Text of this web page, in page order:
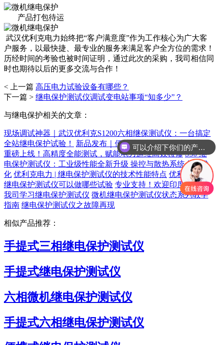
产品打包待运
武汉优利克电力始终把“客户满意度”作为工作核心为广大客
户服务，以最快捷、最专业的服务来满足客户全方位的需求！
历经时间的考验也被时间证明，通过此次的采购，我司相信同
时也期待以后的更多交流与合作！
< 上一篇 高压电力试验设备有哪些？
下一篇 > 继电保护测试仪调试变电站事项“知多少”？
与继电保护相关的文章：
现场调试神器｜武汉优利克S1200六相继保测试仪：一台搞定
全站继电保护试验！
新品发布｜便携式微机继电保护测试仪
重磅上线！高精度全能测试，赋能电力运维高效检修 S30 继
电保护测试仪：工业级性能全新升级 操控与散热系统全面优
化 优利克电力 | 继电保护测试仪的技术性能特点 优利克电力|
继电保护测试仪可以做哪些试验 专业支持！欢迎印度客户来
我司学习继电保护测试仪 微机继电保护测试仪状态系列教学
指南 继电保护测试仪之故障再现
相似产品推荐：
手提式三相继电保护测试仪
手提式继电保护测试仪
六相微机继电保护测试仪
手提式六相继电保护测试仪
可以介绍下你们的产品么
你们是怎么收费的呢